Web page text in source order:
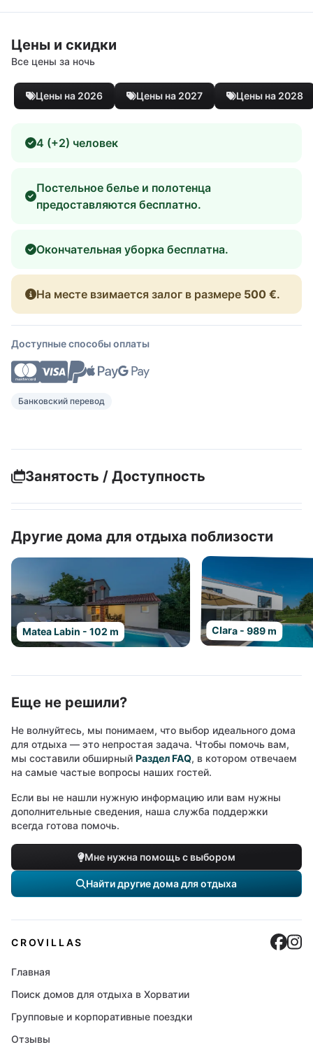
Цены и скидки
Все цены за ночь
Цены на 2026 Цены на 2027 Цены на 2028
4 (+2) человек
Постельное белье и полотенца
предоставляются бесплатно.
Окончательная уборка бесплатна.
На месте взимается залог в размере 500 €.
Доступные способы оплаты
Банковский перевод
Занятость / Доступность
Другие дома для отдыха поблизости
Matea Labin - 102 m Clara - 989 m
Еще не решили?
Не волнуйтесь, мы понимаем, что выбор идеального дома
для отдыха — это непростая задача. Чтобы помочь вам,
мы составили обширный Раздел FAQ, в котором отвечаем
на самые частые вопросы наших гостей.
Если вы не нашли нужную информацию или вам нужны
дополнительные сведения, наша служба поддержки
всегда готова помочь.
Мне нужна помощь с выбором
Найти другие дома для отдыха
CROVILLAS
Главная
Поиск домов для отдыха в Хорватии
Групповые и корпоративные поездки
Отзывы